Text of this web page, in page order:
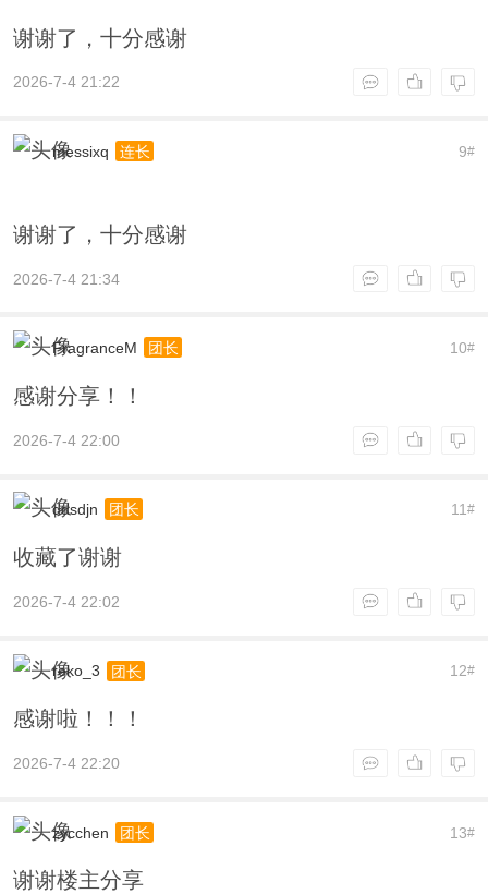
谢谢了，十分感谢
2026-7-4 21:22
9#
messixq 连长
谢谢了，十分感谢
2026-7-4 21:34
10#
FragranceM 团长
感谢分享！！
2026-7-4 22:00
11#
ddsdjn 团长
收藏了谢谢
2026-7-4 22:02
12#
reko_3 团长
感谢啦！！！
2026-7-4 22:20
13#
zycchen 团长
谢谢楼主分享